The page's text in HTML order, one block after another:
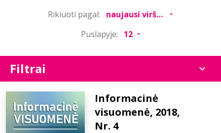
Rikiuoti pagal:
Puslapyje:
Filtrai
Informacinė
visuomenė, 2018,
Nr. 4